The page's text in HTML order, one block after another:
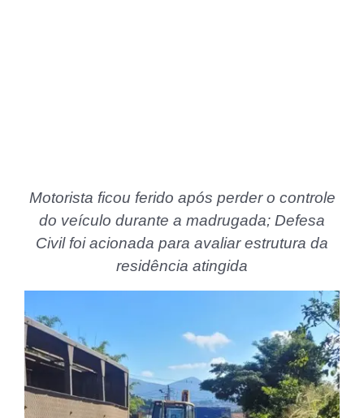
Motorista ficou ferido após perder o controle
do veículo durante a madrugada; Defesa
Civil foi acionada para avaliar estrutura da
residência atingida